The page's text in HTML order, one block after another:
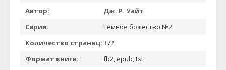
Автор:
Дж. Р. Уайт
Серия:
Темное божество №2
Количество страниц:372
Формат книги:
fb2, epub, txt